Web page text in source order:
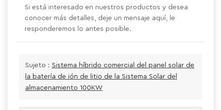
Si está interesado en nuestros productos y desea
conocer más detalles, deje un mensaje aquí, le
responderemos lo antes posible.
Sujeto : Sistema híbrido comercial del panel solar de
la batería de ión de litio de la Sistema Solar del
almacenamiento 100KW